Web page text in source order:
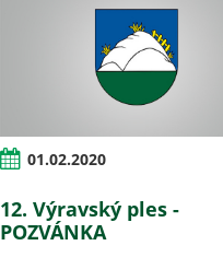
01.02.2020
12. Výravský ples -
POZVÁNKA